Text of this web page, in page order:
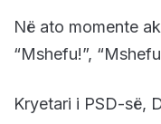
Në ato momente
“Mshefu!”,
Kryetari i PSD-së,